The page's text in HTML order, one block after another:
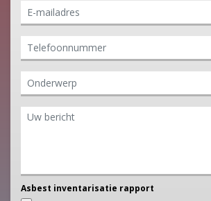
Asbest inventarisatie rapport